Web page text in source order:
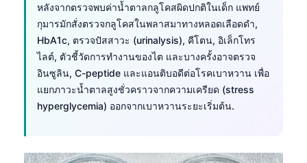
หลังจากตรวจพบค่าน้ำตาลกลูโคสผิดปกติในเด็ก แพทย์
กุมารมักสั่งตรวจกลูโคสในพลาสมาทางหลอดเลือดดำ,
HbA1c, ตรวจปัสสาวะ (urinalysis), คีโตน, อิเล็กโทร
ไลต์, ตัวชี้วัดการทำงานของไต และบางครั้งอาจตรวจ
อินซูลิน, C-peptide และแอนติบอดีต่อโรคเบาหวาน เพื่อ
แยกภาวะน้ำตาลสูงชั่วคราวจากความเครียด (stress
hyperglycemia) ออกจากเบาหวานระยะเริ่มต้น.
Български
Dansk
Nederlands
हिन्दी
Bahasa Indonesia